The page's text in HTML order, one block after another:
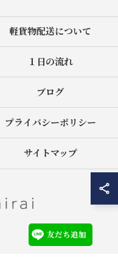
友だち追加
軽貨物配送について
１日の流れ
ブログ
プライバシーポリシー
サイトマップ
ALL RIGHTS RESERVED.